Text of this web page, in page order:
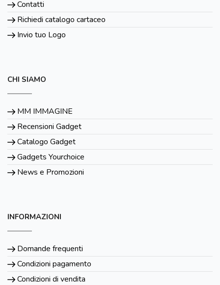
Contatti
Richiedi catalogo cartaceo
Invio tuo Logo
CHI SIAMO
MM IMMAGINE
Recensioni Gadget
Catalogo Gadget
Gadgets Yourchoice
News e Promozioni
INFORMAZIONI
Domande frequenti
Condizioni pagamento
Condizioni di vendita